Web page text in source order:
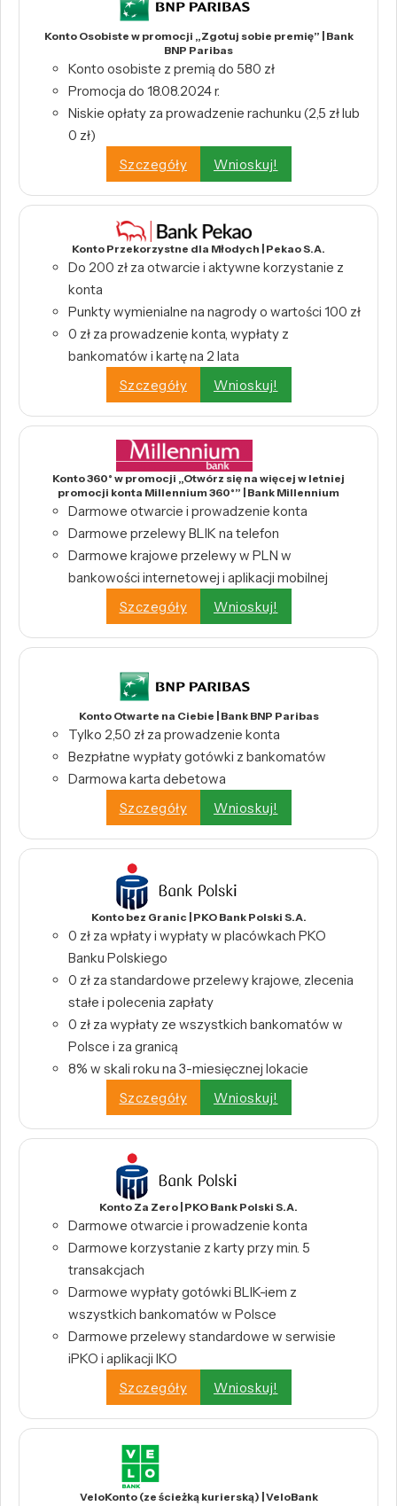
Konto Osobiste w promocji „Zgotuj sobie premię” | Bank
BNP Paribas
Konto osobiste z premią do 580 zł
Promocja do 18.08.2024 r.
Niskie opłaty za prowadzenie rachunku (2,5 zł lub
0 zł)
Szczegóły
Wnioskuj!
Konto Przekorzystne dla Młodych | Pekao S.A.
Do 200 zł za otwarcie i aktywne korzystanie z
konta
Punkty wymienialne na nagrody o wartości 100 zł
0 zł za prowadzenie konta, wypłaty z
bankomatów i kartę na 2 lata
Szczegóły
Wnioskuj!
Konto 360° w promocji „Otwórz się na więcej w letniej
promocji konta Millennium 360°” | Bank Millennium
Darmowe otwarcie i prowadzenie konta
Darmowe przelewy BLIK na telefon
Darmowe krajowe przelewy w PLN w
bankowości internetowej i aplikacji mobilnej
Szczegóły
Wnioskuj!
Konto Otwarte na Ciebie | Bank BNP Paribas
Tylko 2,50 zł za prowadzenie konta
Bezpłatne wypłaty gotówki z bankomatów
Darmowa karta debetowa
Szczegóły
Wnioskuj!
Konto bez Granic | PKO Bank Polski S.A.
0 zł za wpłaty i wypłaty w placówkach PKO
Banku Polskiego
0 zł za standardowe przelewy krajowe, zlecenia
stałe i polecenia zapłaty
0 zł za wypłaty ze wszystkich bankomatów w
Polsce i za granicą
8% w skali roku na 3-miesięcznej lokacie
Szczegóły
Wnioskuj!
Konto Za Zero | PKO Bank Polski S.A.
Darmowe otwarcie i prowadzenie konta
Darmowe korzystanie z karty przy min. 5
transakcjach
Darmowe wypłaty gotówki BLIK-iem z
wszystkich bankomatów w Polsce
Darmowe przelewy standardowe w serwisie
iPKO i aplikacji IKO
Szczegóły
Wnioskuj!
VeloKonto (ze ścieżką kurierską) | VeloBank